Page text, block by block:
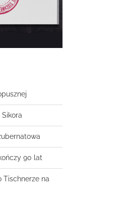
Sikora
90 lat
Tischnerze na